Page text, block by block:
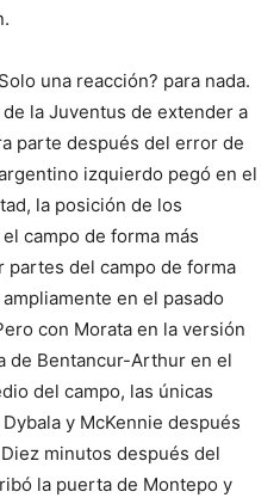
una reacción? para nada.
la Juventus de extender a
parte después del error de
izquierdo pegó en el
la posición de los
campo de forma más
del campo de forma
en el pasado
con Morata en la versión
de Bentancur-Arthur en el
del campo, las únicas
y McKennie después
minutos después del
la puerta de Montepo y